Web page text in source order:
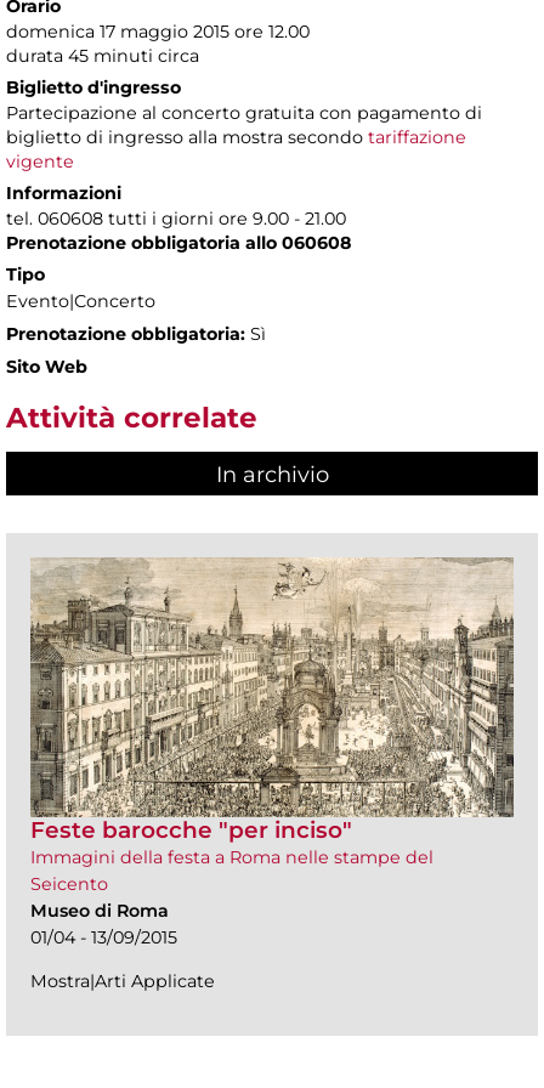
Orario
domenica 17 maggio 2015 ore 12.00
durata 45 minuti circa
Biglietto d'ingresso
Partecipazione al concerto gratuita con pagamento di
biglietto di ingresso alla mostra secondo tariffazione
vigente
Informazioni
tel. 060608 tutti i giorni ore 9.00 - 21.00
Prenotazione obbligatoria allo 060608
Tipo
Evento|Concerto
Prenotazione obbligatoria: Sì
Sito Web
Attività correlate
In archivio
Feste barocche "per inciso"
Immagini della festa a Roma nelle stampe del
Seicento
Museo di Roma
01/04 - 13/09/2015
Mostra|Arti Applicate